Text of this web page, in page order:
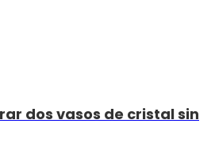
dos vasos de cristal sin